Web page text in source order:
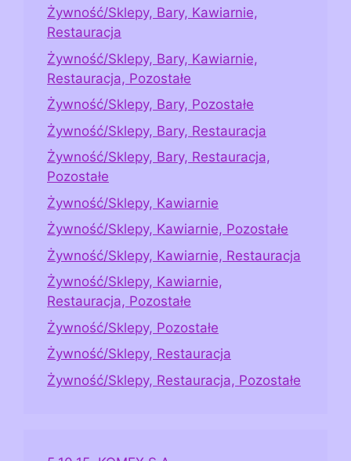
Żywność/Sklepy, Bary, Kawiarnie,
Restauracja
Żywność/Sklepy, Bary, Kawiarnie,
Restauracja, Pozostałe
Żywność/Sklepy, Bary, Pozostałe
Żywność/Sklepy, Bary, Restauracja
Żywność/Sklepy, Bary, Restauracja,
Pozostałe
Żywność/Sklepy, Kawiarnie
Żywność/Sklepy, Kawiarnie, Pozostałe
Żywność/Sklepy, Kawiarnie, Restauracja
Żywność/Sklepy, Kawiarnie,
Restauracja, Pozostałe
Żywność/Sklepy, Pozostałe
Żywność/Sklepy, Restauracja
Żywność/Sklepy, Restauracja, Pozostałe